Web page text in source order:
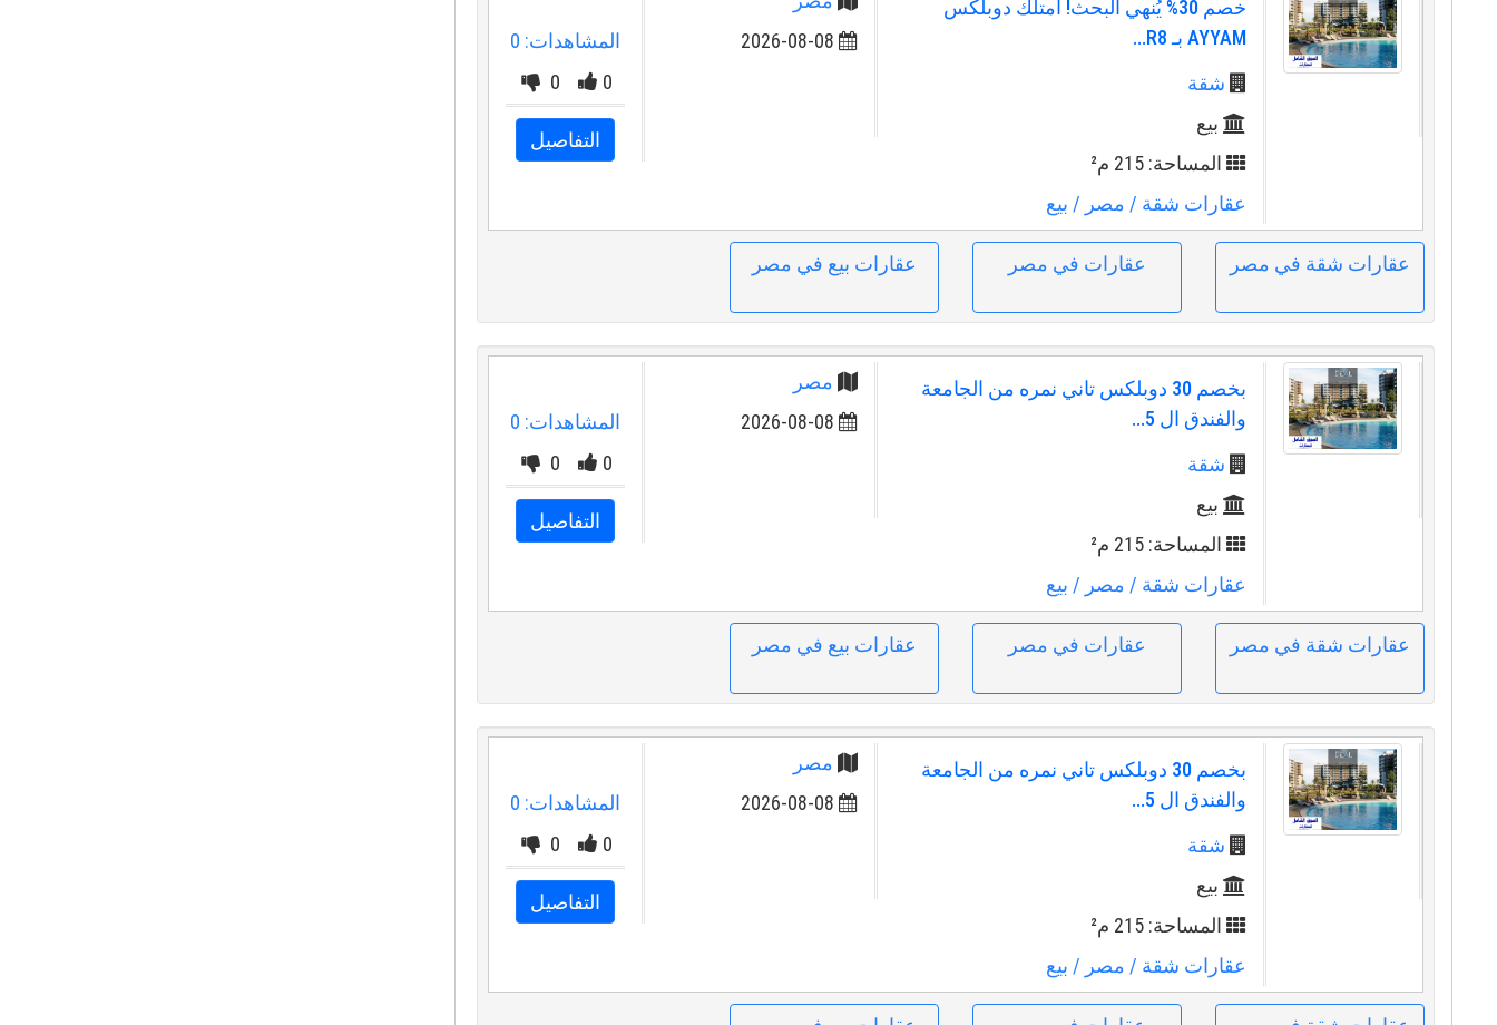
خصم 30% يُنهي البحث! امتلك دوبلكس
AYYAM بـ R8...
شقة
بيع
المساحة: 215 م²
عقارات شقة / مصر / بيع
2026-08-08
المشاهدات: 0
0
0
التفاصيل
عقارات شقة في مصر عقارات في مصر عقارات بيع في مصر
بخصم 30 دوبلكس تاني نمره من الجامعة
والفندق ال 5...
شقة
بيع
المساحة: 215 م²
عقارات شقة / مصر / بيع
مصر
2026-08-08
المشاهدات: 0
0
0
التفاصيل
عقارات شقة في مصر عقارات في مصر عقارات بيع في مصر
بخصم 30 دوبلكس تاني نمره من الجامعة
والفندق ال 5...
شقة
بيع
المساحة: 215 م²
عقارات شقة / مصر / بيع
مصر
2026-08-08
المشاهدات: 0
0
0
التفاصيل